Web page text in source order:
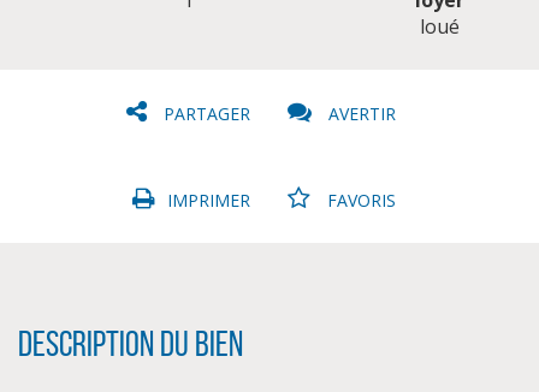
loué
PARTAGER AVERTIR
IMPRIMER FAVORIS
Description du bien